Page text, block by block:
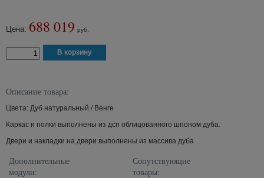
Цена: 688 019 руб.
Описание товара:
Цвета: Дуб натуральный / Венге
Каркас и полки выполнены из дсп облицованного шпоном дуба.
Двери и накладки на двери выполнены из массива дуба
Дополнительные
модули:
Сопутствующие
товары: